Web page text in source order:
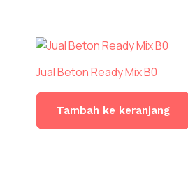
Jual Beton Ready Mix B0
Tambah ke keranjang